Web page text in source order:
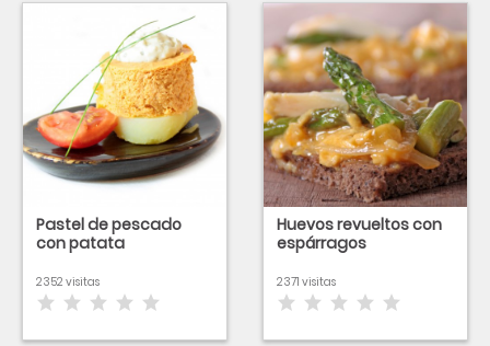
Pastel de pescado
con patata
2352 visitas
Huevos revueltos con
espárragos
2371 visitas